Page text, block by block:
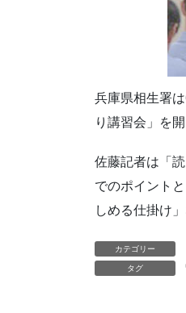
兵庫県相生署
り講習会」を
佐藤記者は「
でのポイント
しめる仕掛け
カテゴリー
タグ